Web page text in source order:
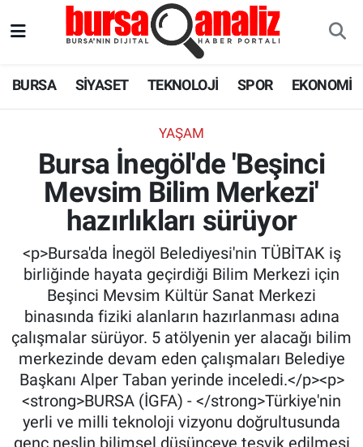
BURSA SİYASET TEKNOLOJİ SPOR EKONOMİ
YAŞAM
Bursa İnegöl'de 'Beşinci
Mevsim Bilim Merkezi'
hazırlıkları sürüyor
<p>Bursa'da İnegöl Belediyesi'nin TÜBİTAK iş
birliğinde hayata geçirdiği Bilim Merkezi için
Beşinci Mevsim Kültür Sanat Merkezi
binasında fiziki alanların hazırlanması adına
çalışmalar sürüyor. 5 atölyenin yer alacağı bilim
merkezinde devam eden çalışmaları Belediye
Başkanı Alper Taban yerinde inceledi.</p><p>
<strong>BURSA (İGFA) - </strong>Türkiye'nin
yerli ve milli teknoloji vizyonu doğrultusunda
genç neslin bilimsel düşünceye teşvik edilmesi
TEKNOLOJİ
SPOR
EKONOMİ
SAĞLIK
ASTROLOJİ
BLOG
Trafik Durumu
Süper Lig Puan Durumu ve Fikstür
Tüm Manşetler
Son Dakika Haberleri
Haber Arşivi